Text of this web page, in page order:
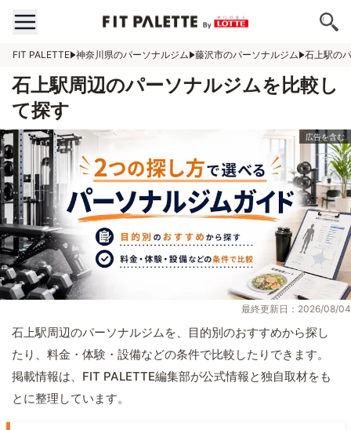
FIT PALETTE 神奈川県のパーソナルジム 藤沢市のパーソナルジム 石上駅の
石上駅周辺のパーソナルジムを比較し
て探す
最終更新日：2026/08/04
石上駅周辺のパーソナルジムを、目的別のおすすめから探し
たり、料金・体験・設備などの条件で比較したりできます。
掲載情報は、FIT PALETTE編集部が公式情報と独自取材をも
とに整理しています。